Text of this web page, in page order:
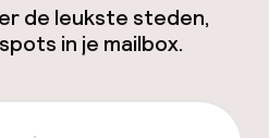
de leukste steden,
in je mailbox.